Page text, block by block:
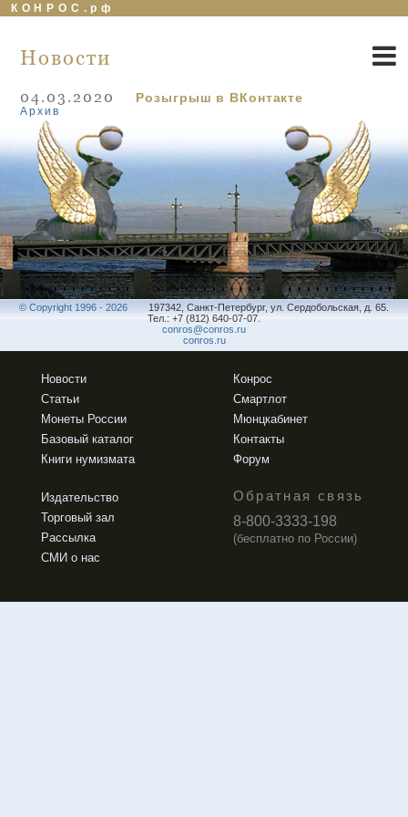
КОНРОС.рф
Новости
04.03.2020 Розыгрыш в ВКонтакте
Архив
© Copyright 1996 - 2026
197342, Санкт-Петербург, ул. Сердобольская, д. 65.
Тел.: +7 (812) 640-07-07.
conros@conros.ru
conros.ru
Новости
Статьи
Монеты России
Базовый каталог
Книги нумизмата
Конрос
Смартлот
Мюнцкабинет
Контакты
Форум
Издательство
Торговый зал
Рассылка
СМИ о нас
Обратная связь
8-800-3333-198
(бесплатно по России)